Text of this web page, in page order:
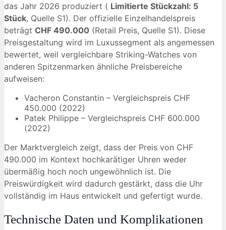
das Jahr 2026 produziert ( Limitierte Stückzahl: 5
Stück, Quelle S1). Der offizielle Einzelhandelspreis
beträgt CHF 490.000 (Retail Preis, Quelle S1). Diese
Preisgestaltung wird im Luxussegment als angemessen
bewertet, weil vergleichbare Striking-Watches von
anderen Spitzenmarken ähnliche Preisbereiche
aufweisen:
Vacheron Constantin – Vergleichspreis CHF
450.000 (2022)
Patek Philippe – Vergleichspreis CHF 600.000
(2022)
Der Marktvergleich zeigt, dass der Preis von CHF
490.000 im Kontext hochkarätiger Uhren weder
übermäßig hoch noch ungewöhnlich ist. Die
Preiswürdigkeit wird dadurch gestärkt, dass die Uhr
vollständig im Haus entwickelt und gefertigt wurde.
Technische Daten und Komplikationen